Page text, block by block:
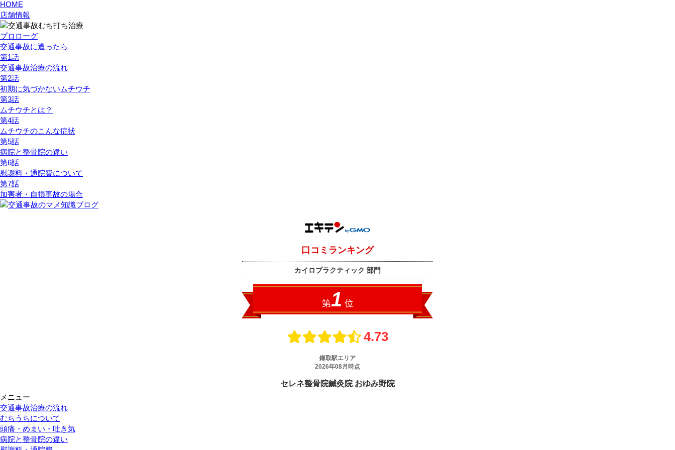
HOME
店舗情報
プロローグ
交通事故に遭ったら
第1話
交通事故治療の流れ
第2話
初期に気づかないムチウチ
第3話
ムチウチとは？
第4話
ムチウチのこんな症状
第5話
病院と整骨院の違い
第6話
慰謝料・通院費について
第7話
加害者・自損事故の場合
メニュー
交通事故治療の流れ
むちうちについて
頭痛・めまい・吐き気
病院と整骨院の違い